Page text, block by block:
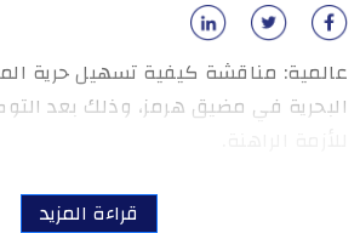
عالمية: مناقشة كيفية تسهيل حرية
البحرية في مضيق هرمز، وذلك بعد
قراءة المزيد